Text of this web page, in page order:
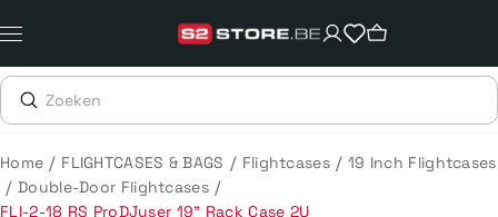
naar
content
Home / FLIGHTCASES & BAGS / Flightcases / 19 Inch Flightcases
/ Double-Door Flightcases /
FLI-2-18 RS ProDJuser 19" Rack Case 2U